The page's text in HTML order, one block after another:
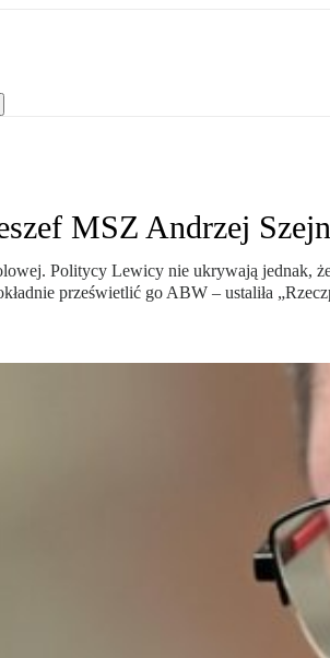
MSZ Andrzej
Politycy Lewicy nie ukrywają jednak,
prześwietlić go ABW – ustaliła